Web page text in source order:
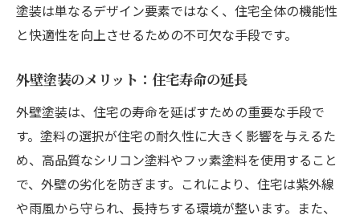
住まいの外観美と機能性を両立する外壁塗装の
秘訣
色と質感で住まいに個性をプラス
外壁塗装で表現するモダンな住まい
機能性を犠牲にしないカラーデザイン
外壁塗装で家の印象を一新する方法
機能性を重視した外壁塗装の取り入れ方
塗装は単なるデザイン要素ではなく、住宅全体の機能性
と快適性を向上させるための不可欠な手段です。
外壁塗装のメリット：住宅寿命の延長
外壁塗装は、住宅の寿命を延ばすための重要な手段で
す。塗料の選択が住宅の耐久性に大きく影響を与えるた
め、高品質なシリコン塗料やフッ素塗料を使用すること
で、外壁の劣化を防ぎます。これにより、住宅は紫外線
や雨風から守られ、長持ちする環境が整います。また、